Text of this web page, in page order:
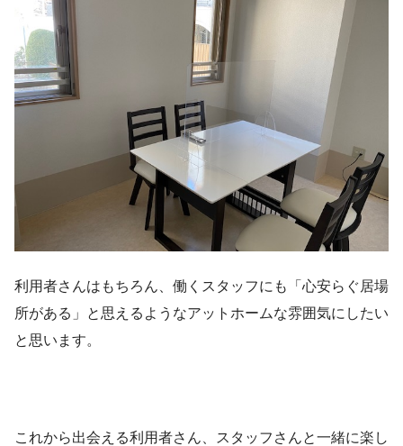
利用者さんはもちろん、働くスタッフにも「心安らぐ居場
所がある」と思えるようなアットホームな雰囲気にしたい
と思います。
これから出会える利用者さん、スタッフさんと一緒に楽し